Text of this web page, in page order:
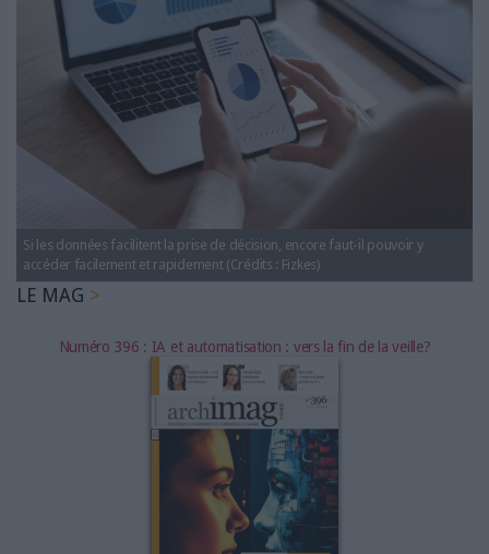
LES DOSSIERS
LES NEWSLETTERS
LE MAGAZINE
LES GUIDES PRATIQUES
LES BASES DE DONNÉES
L'ESPACE EMPLOI
L'ANNUAIRE DES ACTEURS
LES LIVRES BLANCS
NOS OFFRES D'ABONNEMENTS
Si les données facilitent la prise de décision, encore faut-il pouvoir y
accéder facilement et rapidement (Crédits : Fizkes)
LE MAG
Numéro 396 : IA et automatisation : vers la fin de la veille?